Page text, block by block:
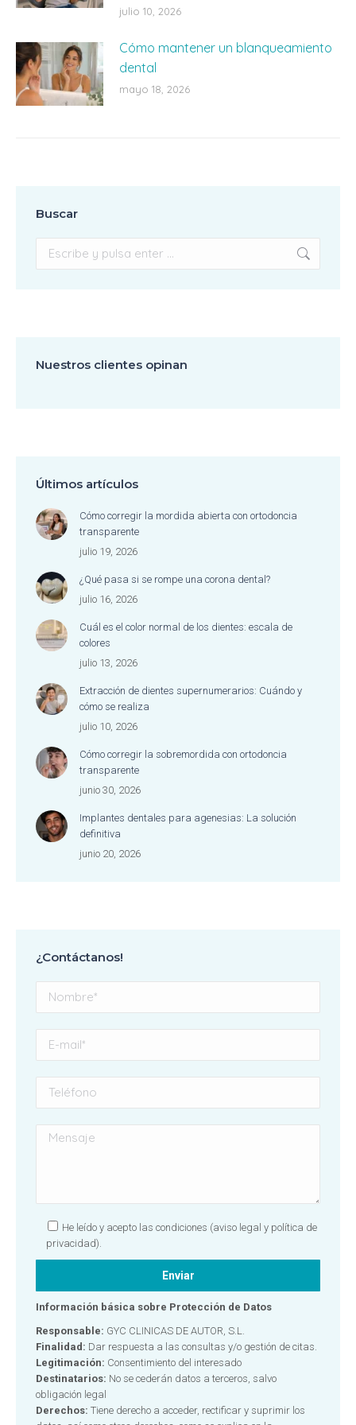
julio 10, 2026
Cómo mantener un blanqueamiento
dental
mayo 18, 2026
Buscar
Nuestros clientes opinan
Últimos artículos
Cómo corregir la mordida abierta con ortodoncia
transparente
julio 19, 2026
¿Qué pasa si se rompe una corona dental?
julio 16, 2026
Cuál es el color normal de los dientes: escala de
colores
julio 13, 2026
Extracción de dientes supernumerarios: Cuándo y
cómo se realiza
julio 10, 2026
Cómo corregir la sobremordida con ortodoncia
transparente
junio 30, 2026
Implantes dentales para agenesias: La solución
definitiva
junio 20, 2026
¿Contáctanos!
He leído y acepto las condiciones (aviso legal y política de
privacidad).
Información básica sobre Protección de Datos
Responsable: GYC CLINICAS DE AUTOR, S.L.
Finalidad: Dar respuesta a las consultas y/o gestión de citas.
Legitimación: Consentimiento del interesado
Destinatarios: No se cederán datos a terceros, salvo
obligación legal
Derechos: Tiene derecho a acceder, rectificar y suprimir los